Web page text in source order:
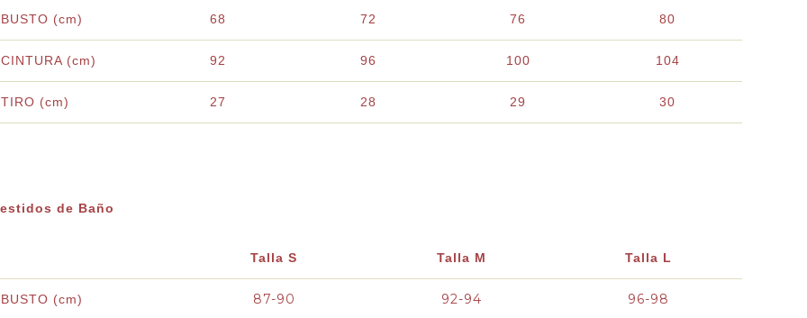
BUSTO (cm) 68 72 76 80
CINTURA (cm) 92 96 100 104
TIRO (cm) 27 28 29 30
de Baño
Talla S Talla M Talla L
BUSTO (cm) 87-90 92-94 96-98